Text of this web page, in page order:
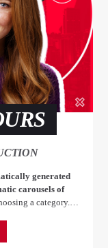
generated
carousels of
a category.
et tincidunt justo.
varius laoreet